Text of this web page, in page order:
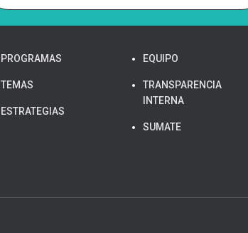
PROGRAMAS
TEMAS
ESTRATEGIAS
EQUIPO
TRANSPARENCIA
INTERNA
SUMATE